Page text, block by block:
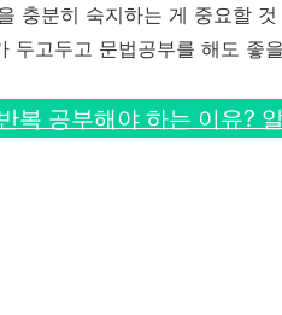
충분히 숙지하는 게 중요할
두고두고 문법공부를 해도 좋
복 공부해야 하는 이유?